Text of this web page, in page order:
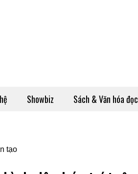
Showbiz Sách & Văn hóa đọc